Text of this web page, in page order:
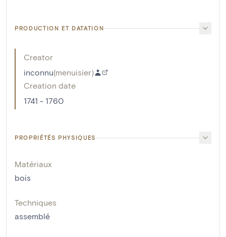
PRODUCTION ET DATATION
Creator
inconnu(menuisier)
Creation date
1741 - 1760
PROPRIÉTÉS PHYSIQUES
Matériaux
bois
Techniques
assemblé